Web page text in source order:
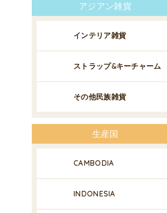
アジアン雑貨
インテリア雑貨
ストラップ&キーチャーム
その他民族雑貨
生産国
CAMBODIA
INDONESIA